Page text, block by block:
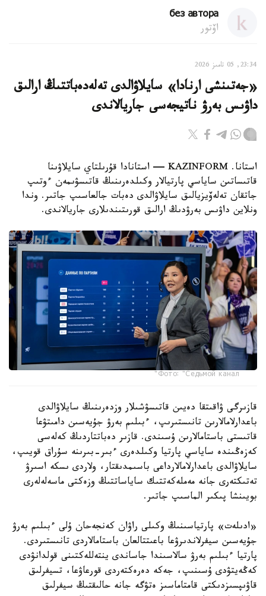
без автора
اۆتور
23:34, 05 تامىز 2026
«جەتىنشى ارنادا» سايلاۋالدى تەلەدەباتتىڭ ارالىق
داۋىس بەرۋ ناتيجەسى جاريالاندى
استانا. KAZINFORM — استانادا قۇرىلتاي سايلاۋىنا
قاتىساتىن ساياسي پارتيالار وكىلدەرىنىڭ قاتىسۋىمەن ءوتىپ
جاتقان تەلەۆيزيالىق سايلاۋالدى دەبات جالعاسىپ جاتىر. وندا
ونلاين داۋىس بەرۋدىڭ ارالىق قورىتىندىلارى جاريالاندى.
Фото: "Седьмой канал"
قازىرگى ۋاقىتقا دەيىن قاتىسۋشىلار وزدەرىنىڭ سايلاۋالدى
باعدارلامالارىن تانىستىرىپ، ءبىلىم بەرۋ جۇيەسىن دامىتۋعا
قاتىستى باستامالارىن ۇسىندى. قازىر دەباتتاردىڭ كەلەسى
كەزەڭىندە ساياسي پارتيا وكىلدەرى ءبىر-بىرىنە سۇراق قويىپ،
سايلاۋالدى باعدارلامالارداعى باسىمدىقتار، ولاردى ىسكە اسىرۋ
تەتىكتەرى جانە مەملەكەتتىك ساياساتتىڭ وزەكتى ماسەلەلەرى
بويىنشا پىكىر الماسىپ جاتىر.
«ادىلەت» پارتياسىنىڭ وكىلى راۋان كەنجەحان ۇلى ءبىلىم بەرۋ
جۇيەسىن سيفرلاندىرۋعا باعىتتالعان باستامالاردى تانىستىردى.
پارتيا ءبىلىم بەرۋ سالاسىندا جاساندى ينتەللەكتىنى قولدانۋدى
كەڭەيتۋدى ۇسىنىپ، جەكە دەرەكتەردى قورعاۋعا، تسيفرلىق
قاۋىپسىزدىكتى قامتاماسىز ەتۋگە جانە حالىقتىڭ سيفرلىق